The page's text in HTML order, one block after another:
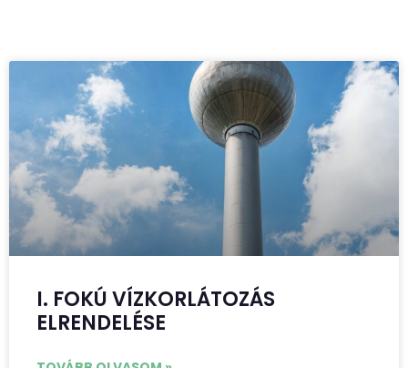
I. FOKÚ VÍZKORLÁTOZÁS
ELRENDELÉSE